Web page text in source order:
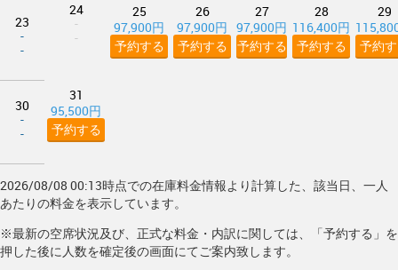
23
-
-
24
-
-
25
97,900円
予約する
26
97,900円
予約する
27
97,900円
予約する
28
116,400円
予約する
29
予約
30
-
-
31
95,500円
予約する
2026/08/08 00:13時点での在庫料金情報より計算した、該当日、一人
あたりの料金を表示しています。
※最新の空席状況及び、正式な料金・内訳に関しては、「予約する」を
押した後に人数を確定後の画面にてご案内致します。